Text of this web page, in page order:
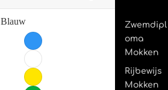
Zwemdipl
oma
Mokken
Rijbewijs
Mokken
Blauw